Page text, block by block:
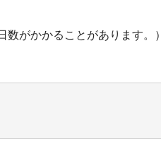
がかかることがあります。）